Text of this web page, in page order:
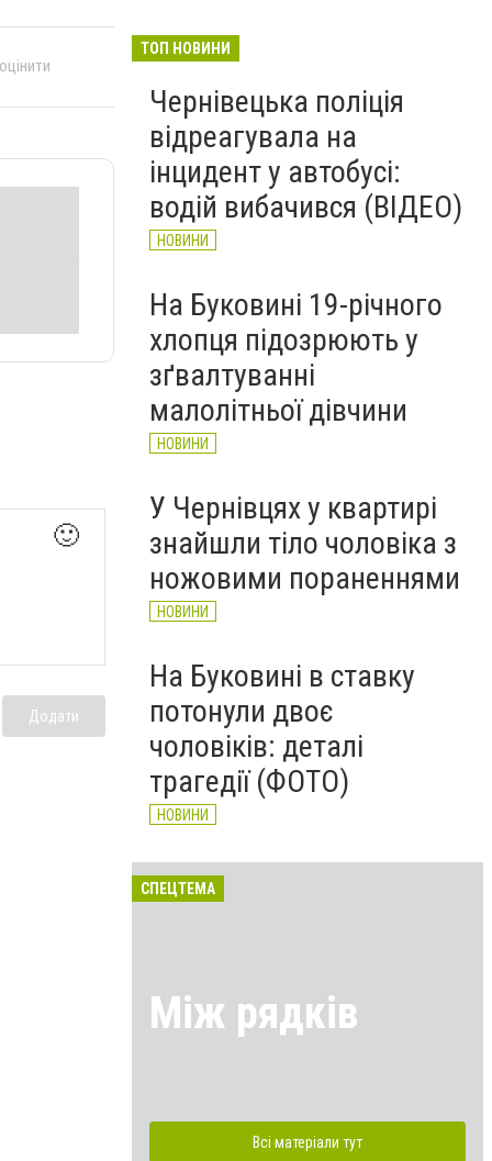
🙂
Додати
повалене дерево і
порятунок собаки: як
минула доба для
рятувальників Буковини
НОВИНИ
Вчора
ТОП НОВИНИ
Чернівецька поліція
відреагувала на
інцидент у автобусі:
водій вибачився (ВІДЕО)
НОВИНИ
На Буковині 19-річного
хлопця підозрюють у
зґвалтуванні
малолітньої дівчини
НОВИНИ
У Чернівцях у квартирі
знайшли тіло чоловіка з
ножовими пораненнями
НОВИНИ
На Буковині в ставку
потонули двоє
чоловіків: деталі
трагедії (ФОТО)
НОВИНИ
СПЕЦТЕМА
Між рядків
Всі матеріали тут